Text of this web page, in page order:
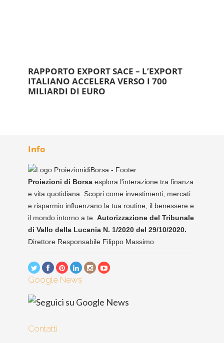
RAPPORTO EXPORT SACE – L’EXPORT
ITALIANO ACCELERA VERSO I 700
MILIARDI DI EURO
Info
Proiezioni di Borsa esplora l'interazione tra finanza
e vita quotidiana. Scopri come investimenti, mercati
e risparmio influenzano la tua routine, il benessere e
il mondo intorno a te. Autorizzazione del Tribunale
di Vallo della Lucania N. 1/2020 del 29/10/2020.
Direttore Responsabile Filippo Massimo
Google News
Contatti